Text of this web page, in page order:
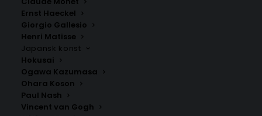
Ernst Haeckel
Giorgio Gallesio
Henri Matisse
Japansk konst
Hokusai
Ogawa Kazumasa
Ohara Koson
Paul Nash
Vincent van Gogh
Världens bästa mamma
Poster
Fr.